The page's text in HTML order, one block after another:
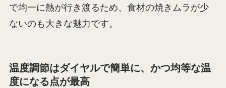
で均一に熱が行き渡るため、食材の焼きムラが少
ないのも大きな魅力です。
温度調節はダイヤルで簡単に、かつ均等な温
度になる点が最高